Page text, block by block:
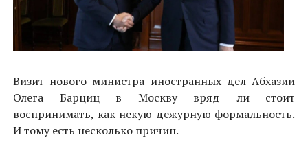
Визит нового министра иностранных дел Абхазии
Олега Барциц в Москву вряд ли стоит
воспринимать, как некую дежурную формальность.
И тому есть несколько причин.